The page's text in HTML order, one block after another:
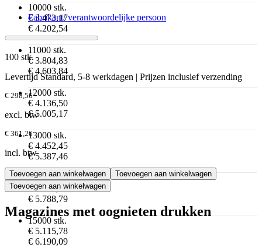
10000 stk.
€ 3.473,17
€ 4.202,54
11000 stk.
€ 3.804,83
€ 4.603,84
12000 stk.
€ 4.136,50
€ 5.005,17
13000 stk.
€ 4.452,45
€ 5.387,46
14000 stk.
€ 4.784,12
€ 5.788,79
15000 stk.
€ 5.115,78
€ 6.190,09
Fabrikant/ verantwoordelijke persoon
100 stk.
Levertijd Standard, 5-8 werkdagen | Prijzen inclusief verzending
€ 298,56
excl. btw
€ 361,26
incl. btw
Toevoegen aan winkelwagen
Toevoegen aan winkelwagen
Toevoegen aan winkelwagen
Magazines met oognieten drukken